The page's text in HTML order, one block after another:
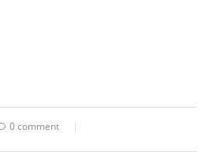
0 comment